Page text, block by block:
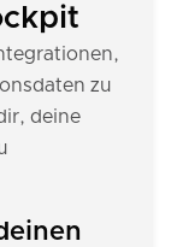
zu
deine